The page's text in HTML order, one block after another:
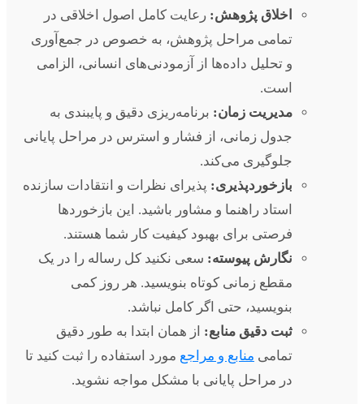
اخلاق پژوهش: رعایت کامل اصول اخلاقی در
تمامی مراحل پژوهش، به خصوص در جمع‌آوری
و تحلیل داده‌ها از آزمودنی‌های انسانی، الزامی
است.
مدیریت زمان: برنامه‌ریزی دقیق و پایبندی به
جدول زمانی، از فشار و استرس در مراحل پایانی
جلوگیری می‌کند.
بازخوردپذیری: پذیرای نظرات و انتقادات سازنده
استاد راهنما و مشاور باشید. این بازخوردها
فرصتی برای بهبود کیفیت کار شما هستند.
نگارش پیوسته: سعی نکنید کل رساله را در یک
مقطع زمانی کوتاه بنویسید. هر روز کمی
بنویسید، حتی اگر کامل نباشد.
ثبت دقیق منابع: از همان ابتدا به طور دقیق
تمامی منابع و مراجع مورد استفاده را ثبت کنید تا
در مراحل پایانی با مشکل مواجه نشوید.